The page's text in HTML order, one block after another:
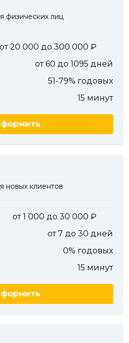
физических лиц
от 20 000 до 300 000
от 60 до 1095 дней
51-79% годовых
15 минут
новых клиентов
от 1 000 до 30 000
от 7 до 30 дней
0% годовых
15 минут